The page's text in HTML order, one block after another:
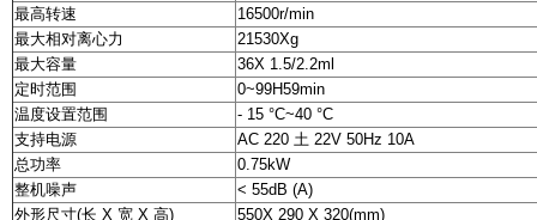
最高转速
16500r/min
最大相对离心力
21530Xg
最大容量
36X 1.5/2.2ml
定时范围
0~99H59min
温度设置范围
- 15 °C~40 °C
支持电源
AC 220 土 22V 50Hz 10A
总功率
0.75kW
整机噪声
< 55dB (A)
外形尺寸(长 X 宽 X 高)
550X 290 X 320(mm)